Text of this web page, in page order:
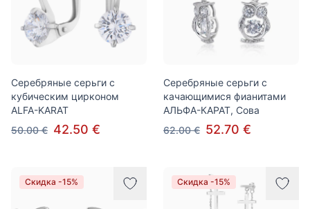
Серебряные серьги с
кубическим цирконом
ALFA-KARAT
50.00 € 42.50 €
Серебряные серьги с
качающимися фианитами
АЛЬФА-КАРАТ, Сова
62.00 € 52.70 €
Скидка -15% Скидка -15%